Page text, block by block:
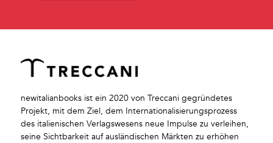
newitalianbooks ist ein 2020 von Treccani gegründetes
Projekt, mit dem Ziel, dem Internationalisierungsprozess
des italienischen Verlagswesens neue Impulse zu verleihen,
seine Sichtbarkeit auf ausländischen Märkten zu erhöhen